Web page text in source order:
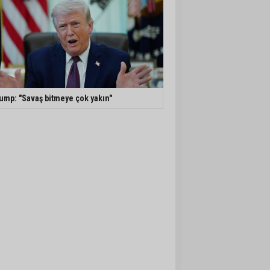
"Savaş bitmeye çok yakın"